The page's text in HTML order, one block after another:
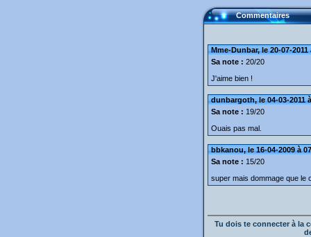
Commentaires
Mme-Dunbar, le 20-07-2011
Sa note : 20/20
J'aime bien !
dunbargoth, le 04-03-2011
Sa note : 19/20
Ouais pas mal.
bbkanou, le 16-04-2009 à
Sa note : 15/20
super mais dommage que le
Tu dois te connecter à la